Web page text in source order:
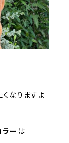
なりますよ
ー は